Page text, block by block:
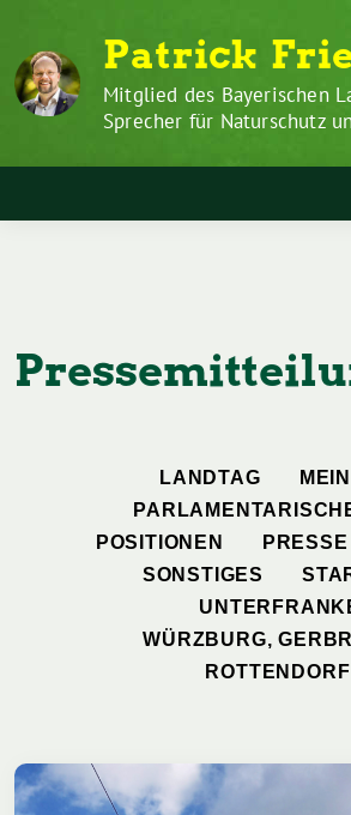
Inhalt
springen
zum
Inhalt
Patrick
Mitglied des Bayerischen
Sprecher für Naturschutz
LANDTAG
POSITIONEN
PRESSE
SONSTIGES
WÜRZBURG,
ROTTENDORF